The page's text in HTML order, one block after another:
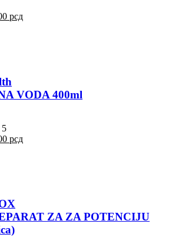
рсдТренутна
VODA 400ml
5
рсдТренутна
ZA ZA POTENCIJU